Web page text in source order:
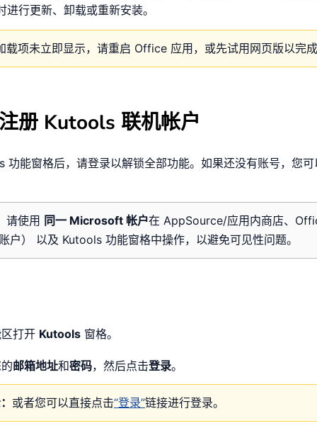
进行更新、卸载或重新安装。
载项未立即显示，请重启 Office 应用，或先试用网页版以完
册 Kutools 联机帐户
功能窗格后，请登录以解锁全部功能。如果还没有账号，您
请使用 同一 Microsoft 帐户在 AppSource/应用内商店、
户） 以及 Kutools 功能窗格中操作，以避免可见性问题。
打开 Kutools 窗格。
邮箱地址和密码，然后点击登录。
或者您可以直接点击“登录”链接进行登录。